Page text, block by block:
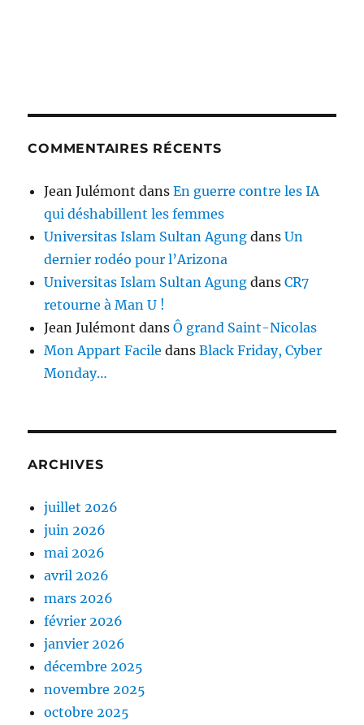
COMMENTAIRES RÉCENTS
Jean Julémont dansEn guerre contre les IA
qui déshabillent les femmes
Universitas Islam Sultan Agung dansUn
dernier rodéo pour l’Arizona
Universitas Islam Sultan Agung dansCR7
retourne à Man U !
Jean Julémont dansÔ grand Saint-Nicolas
Mon Appart Facile dansBlack Friday, Cyber
Monday…
ARCHIVES
juillet 2026
juin 2026
mai 2026
avril 2026
mars 2026
février 2026
janvier 2026
décembre 2025
novembre 2025
octobre 2025